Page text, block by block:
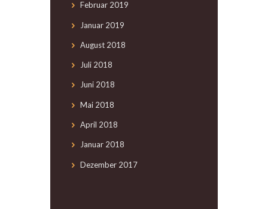
Februar 2019
Januar 2019
August 2018
Juli 2018
Juni 2018
Mai 2018
April 2018
Januar 2018
Dezember 2017